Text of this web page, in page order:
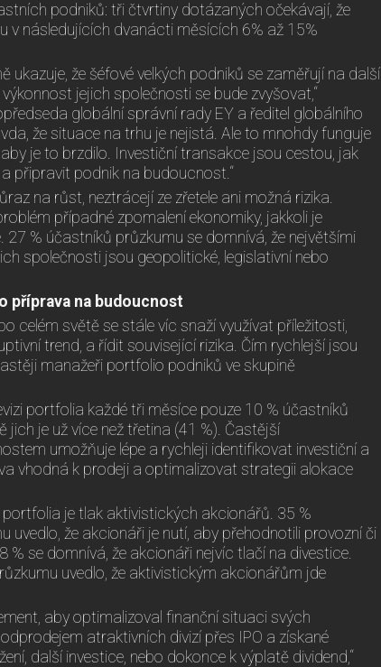
podniků: tři čtvrtiny dotázaných očekávají, že
v následujících dvanácti měsících 6% až 15%
ukazuje, že šéfové velkých podniků se zaměřují na další
jejich společnosti se bude zvyšovat,“
globální správní rady EY a ředitel globálního
že situace na trhu je nejistá. Ale to mnohdy funguje
je to brzdilo. Investiční transakce jsou cestou, jak
připravit podnik na budoucnost.“
na růst, neztrácejí ze zřetele ani možná rizika.
případné zpomalení ekonomiky, jakkoli je
% účastníků průzkumu se domnívá, že největšími
společnosti jsou geopolitické, legislativní nebo
příprava na budoucnost
celém světě se stále víc snaží využívat příležitosti,
trend, a řídit související rizika. Čím rychlejší jsou
manažeři portfolio podniků ve skupině
portfolia každé tři měsíce pouze 10 % účastníků
je už více než třetina (41 %). Častější
umožňuje lépe a rychleji identifikovat investiční a
vhodná k prodeji a optimalizovat strategii alokace
je tlak aktivistických akcionářů. 35 %
uvedlo, že akcionáři je nutí, aby přehodnotili provozní či
se domnívá, že akcionáři nejvíc tlačí na divestice.
uvedlo, že aktivistickým akcionářům jde
aby optimalizoval finanční situaci svých
atraktivních divizí přes IPO a získané
další investice, nebo dokonce k výplatě dividend,“